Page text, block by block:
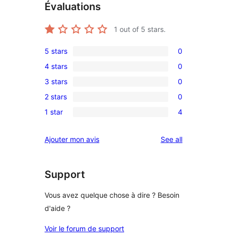
Évaluations
1 out of 5 stars.
0
5-
star
reviews
5 stars 0
0
4-
star
reviews
4 stars 0
0
3-
star
3 stars 0
0
2-
reviews
2 stars 0
4
star
1 star 4
Ajouter mon avis See allreviews
Support
Vous avez quelque chose à dire ? Besoin
d'aide ?
Voir le forum de support